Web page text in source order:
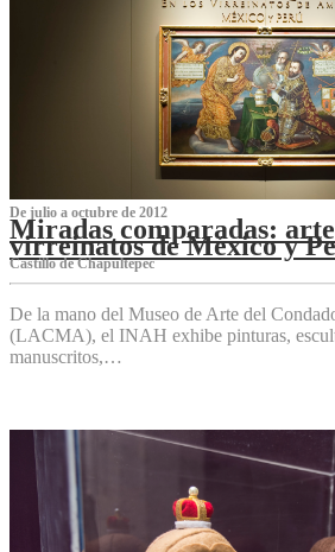
De julio a octubre de 2012
Miradas comparadas:
virreinatos de México y
Castillo de Chapultepec
De la mano del Museo de Arte del
(LACMA), el INAH exhibe pinturas,
manuscritos,…